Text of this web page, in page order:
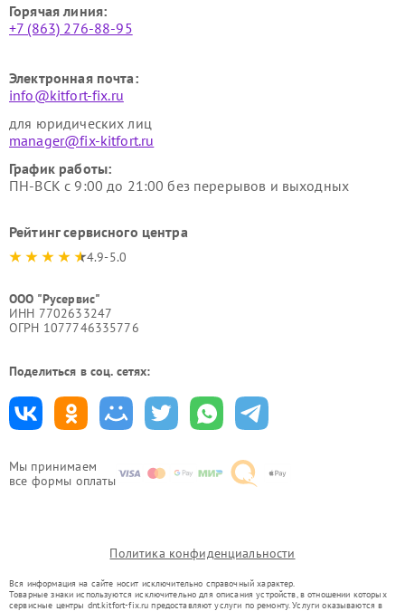
Мы принимаем
все формы оплаты
Горячая линия:
+7 (863) 276-88-95
Электронная почта:
info@kitfort-fix.ru
для юридических лиц
manager@fix-kitfort.ru
График работы:
ПН-ВСК с 9:00 до 21:00 без перерывов и выходных
Рейтинг сервисного центра
4.9-5.0
ООО "Русервис"
ИНН 7702633247
ОГРН 1077746335776
Поделиться в соц. сетях:
Политика конфиденциальности
Вся информация на сайте носит исключительно справочный характер.
Товарные знаки используются исключительно для описания устройств, в отношении которых
сервисные центры dnt.kitfort-fix.ru предоставляют услуги по ремонту. Услуги оказываются в